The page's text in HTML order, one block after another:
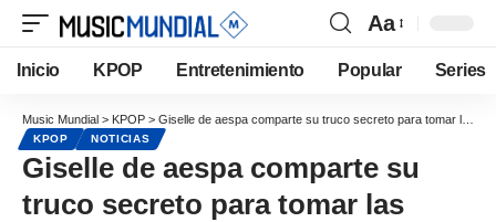
Aa
Inicio KPOP Entretenimiento Popular Series
Music Mundial > KPOP > Giselle de aespa comparte su truco secreto para tomar las mejores selfies
KPOP NOTICIAS
Giselle de aespa comparte su
truco secreto para tomar las